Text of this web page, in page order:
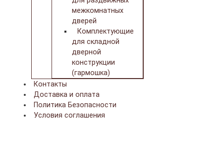
межкомнатных
дверей
Комплектующие
для складной
дверной
конструкции
(гармошка)
Контакты
Доставка и оплата
Политика Безопасности
Условия соглашения